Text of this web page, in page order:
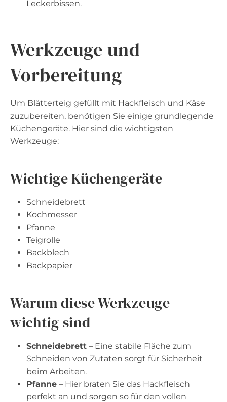
Leckerbissen.
Werkzeuge und
Vorbereitung
Um Blätterteig gefüllt mit Hackfleisch und Käse
zuzubereiten, benötigen Sie einige grundlegende
Küchengeräte. Hier sind die wichtigsten
Werkzeuge:
Wichtige Küchengeräte
Schneidebrett
Kochmesser
Pfanne
Teigrolle
Backblech
Backpapier
Warum diese Werkzeuge
wichtig sind
Schneidebrett – Eine stabile Fläche zum
Schneiden von Zutaten sorgt für Sicherheit
beim Arbeiten.
Pfanne – Hier braten Sie das Hackfleisch
perfekt an und sorgen so für den vollen